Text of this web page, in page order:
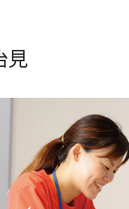
見